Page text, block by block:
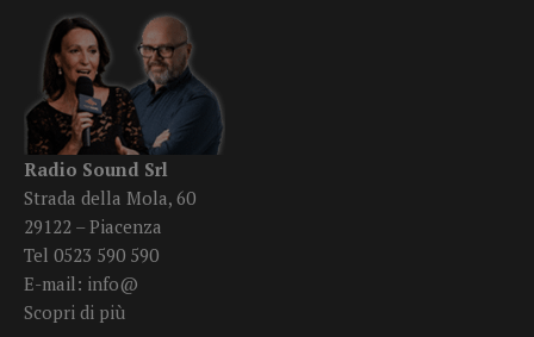
Radio Sound Srl
Strada della Mola, 60
29122 – Piacenza
Tel 0523 590 590
E-mail: info@
Scopri di più